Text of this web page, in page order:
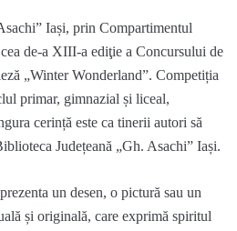
Iași, prin Compartimentul
de-a XIII-a ediţie a Concursului de
„Winter Wonderland”. Competiția
primar, gimnazial și liceal,
cerință este ca tinerii autori să
Județeană „Gh. Asachi” Iași.
un desen, o pictură sau un
și originală, care exprimă spiritul